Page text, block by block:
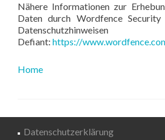
Nähere Informationen zur
Daten durch Wordfence
Defiant: https://
Home
Datenschutzerklärung